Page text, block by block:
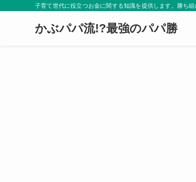
子育て世代に役立つお金に関する知識を提供します。勝ち
かぶパパ流!?最強のパパ勝